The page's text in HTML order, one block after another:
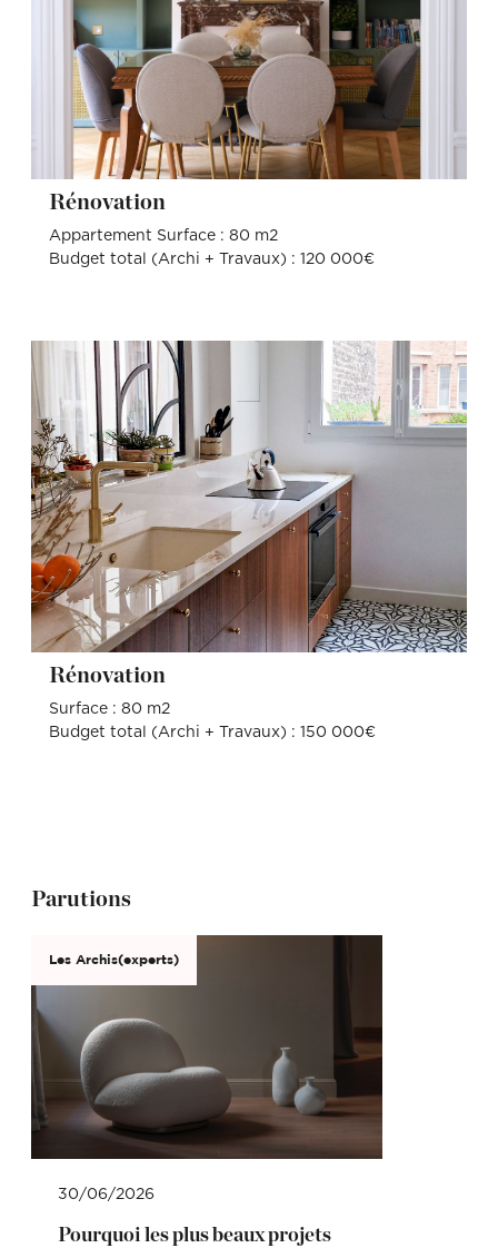
Rénovation
Appartement Surface : 80 m2
Budget total (Archi + Travaux) : 120 000€
Rénovation
Surface : 80 m2
Budget total (Archi + Travaux) : 150 000€
Parutions
Les Archis(experts)
30/06/2026
Pourquoi les plus beaux projets